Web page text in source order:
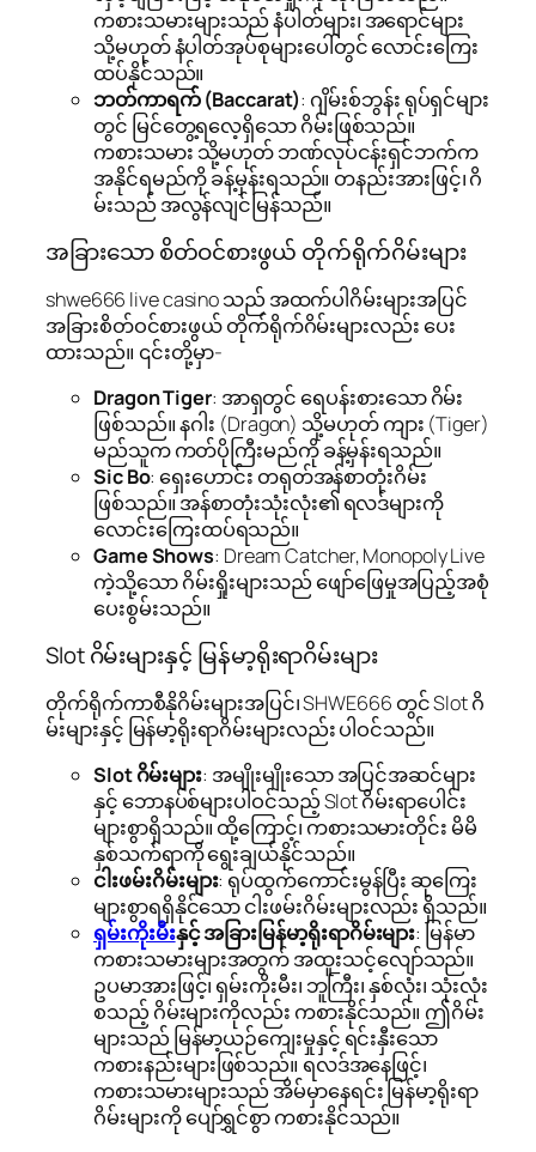
ကစားသမားများသည် နံပါတ်များ၊ အရောင်များ
သို့မဟုတ် နံပါတ်အုပ်စုများပေါ်တွင် လောင်းကြေး
ထပ်နိုင်သည်။
ဘတ်ကာရက် (Baccarat): ဂျိမ်းစ်ဘွန်း ရုပ်ရှင်များ
တွင် မြင်တွေ့ရလေ့ရှိသော ဂိမ်းဖြစ်သည်။
ကစားသမား သို့မဟုတ် ဘဏ်လုပ်ငန်းရှင်ဘက်က
အနိုင်ရမည်ကို ခန့်မှန်းရသည်။ တနည်းအားဖြင့်၊ ဂိ
မ်းသည် အလွန်လျင်မြန်သည်။
အခြားသော စိတ်ဝင်စားဖွယ် တိုက်ရိုက်ဂိမ်းများ
shwe666 live casino သည် အထက်ပါဂိမ်းများအပြင်
အခြားစိတ်ဝင်စားဖွယ် တိုက်ရိုက်ဂိမ်းများလည်း ပေး
ထားသည်။ ၎င်းတို့မှာ-
Dragon Tiger: အာရှတွင် ရေပန်းစားသော ဂိမ်း
ဖြစ်သည်။ နဂါး (Dragon) သို့မဟုတ် ကျား (Tiger)
မည်သူက ကတ်ပိုကြီးမည်ကို ခန့်မှန်းရသည်။
Sic Bo: ရှေးဟောင်း တရုတ်အန်စာတုံးဂိမ်း
ဖြစ်သည်။ အန်စာတုံးသုံးလုံး၏ ရလဒ်များကို
လောင်းကြေးထပ်ရသည်။
Game Shows: Dream Catcher, Monopoly Live
ကဲ့သို့သော ဂိမ်းရှိုးများသည် ဖျော်ဖြေမှုအပြည့်အစုံ
ပေးစွမ်းသည်။
Slot ဂိမ်းများနှင့် မြန်မာ့ရိုးရာဂိမ်းများ
တိုက်ရိုက်ကာစီနိုဂိမ်းများအပြင်၊ SHWE666 တွင် Slot ဂိ
မ်းများနှင့် မြန်မာ့ရိုးရာဂိမ်းများလည်း ပါဝင်သည်။
Slot ဂိမ်းများ: အမျိုးမျိုးသော အပြင်အဆင်များ
နှင့် ဘောနပ်စ်များပါဝင်သည့် Slot ဂိမ်းရာပေါင်း
များစွာရှိသည်။ ထို့ကြောင့်၊ ကစားသမားတိုင်း မိမိ
နှစ်သက်ရာကို ရွေးချယ်နိုင်သည်။
ငါးဖမ်းဂိမ်းများ: ရုပ်ထွက်ကောင်းမွန်ပြီး ဆုကြေး
များစွာရရှိနိုင်သော ငါးဖမ်းဂိမ်းများလည်း ရှိသည်။
ရှမ်းကိုးမီးနှင့် အခြားမြန်မာ့ရိုးရာဂိမ်းများ: မြန်မာ
ကစားသမားများအတွက် အထူးသင့်လျော်သည်။
ဥပမာအားဖြင့်၊ ရှမ်းကိုးမီး၊ ဘူကြီး၊ နှစ်လုံး၊ သုံးလုံး
စသည့် ဂိမ်းများကိုလည်း ကစားနိုင်သည်။ ဤဂိမ်း
များသည် မြန်မာ့ယဉ်ကျေးမှုနှင့် ရင်းနှီးသော
ကစားနည်းများဖြစ်သည်။ ရလဒ်အနေဖြင့်၊
ကစားသမားများသည် အိမ်မှာနေရင်း မြန်မာ့ရိုးရာ
ဂိမ်းများကို ပျော်ရွှင်စွာ ကစားနိုင်သည်။